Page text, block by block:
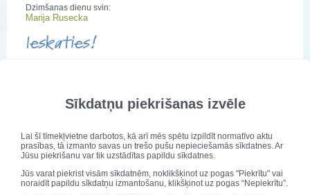
Sīkdatņu piekrišanas izvēle
Lai šī tīmekļvietne darbotos, kā arī mēs spētu izpildīt normatīvo aktu
prasības, tā izmanto savas un trešo pušu nepieciešamās sīkdatnes. Ar
Jūsu piekrišanu var tik uzstādītas papildu sīkdatnes.
Jūs varat piekrist visām sīkdatnēm, noklikšķinot uz pogas "Piekrītu" vai
noraidīt papildu sīkdatņu izmantošanu, klikšķinot uz pogas “Nepiekrītu”.
Dzimšanas dienu svin:
Marija Rusecka
Ieskaties!
Ēdienkarte
Jaunas informācijas nav!